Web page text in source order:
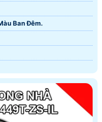
Ban Ðêm.